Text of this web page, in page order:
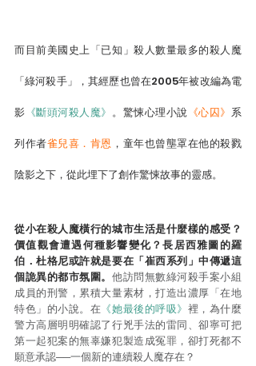
而目前美國史上「已知」殺人數量最多的殺人魔
「綠河殺手」，其經歷也曾在2005年被改編為電
影 《斷頭河殺人魔》 。驚悚心理小說 《心囚》系
列作者雀兒喜．肯恩 ，童年也曾壟罩在他的殺戮
陰影之下，從此埋下了創作驚悚故事的靈感。
從小在殺人魔橫行的城市生活是什麼樣的感受？
價值觀會遭遇何種影響變化？長居西雅圖的羅
伯．杜格尼或許就是要在「崔西系列」中傳遞這
個詭異的都市氛圍。 他訪問無數綠河殺手案小組
成員的刑警，累積大量素材，打造出濃厚「在地
特色」的小說。在 《她最後的呼吸》 裡，為什麼
警方高層明明確認了行兇手法的雷同、卻寧可把
第一起犯案的無辜嫌犯製造成冤罪，卻打死都不
願意承認──一個新的連續殺人魔存在？